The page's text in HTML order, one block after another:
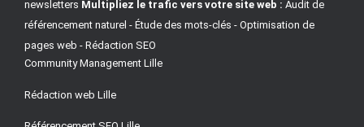
newsletters Multipliez le trafic vers votre site web : Audit de
référencement naturel - Étude des mots-clés - Optimisation de
pages web - Rédaction SEO
Community Management Lille
Rédaction web Lille